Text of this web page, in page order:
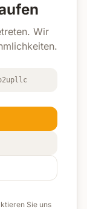
Wir
Sie uns